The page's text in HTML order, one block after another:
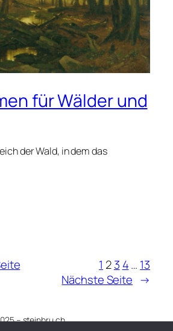
für Wälder und
der Wald, in dem das
1 23 4… 13
Nächste Seite →
– steinbru.ch